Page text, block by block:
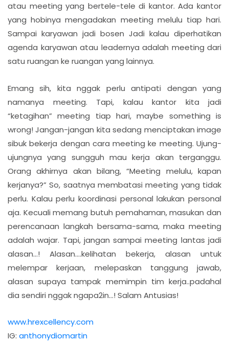
atau meeting yang bertele-tele di kantor. Ada kantor
yang hobinya mengadakan meeting melulu tiap hari.
Sampai karyawan jadi bosen Jadi kalau diperhatikan
agenda karyawan atau leadernya adalah meeting dari
satu ruangan ke ruangan yang lainnya.
Emang sih, kita nggak perlu antipati dengan yang
namanya meeting. Tapi, kalau kantor kita jadi
“ketagihan” meeting tiap hari, maybe something is
wrong! Jangan-jangan kita sedang menciptakan image
sibuk bekerja dengan cara meeting ke meeting. Ujung-
ujungnya yang sungguh mau kerja akan terganggu.
Orang akhirnya akan bilang, “Meeting melulu, kapan
kerjanya?” So, saatnya membatasi meeting yang tidak
perlu. Kalau perlu koordinasi personal lakukan personal
aja. Kecuali memang butuh pemahaman, masukan dan
perencanaan langkah bersama-sama, maka meeting
adalah wajar. Tapi, jangan sampai meeting lantas jadi
alasan…! Alasan….kelihatan bekerja, alasan untuk
melempar kerjaan, melepaskan tanggung jawab,
alasan supaya tampak memimpin tim kerja..padahal
dia sendiri nggak ngapa2in…! Salam Antusias!
www.hrexcellency.com
IG: anthonydiomartin